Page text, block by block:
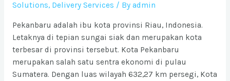
Solutions, Delivery Services / By admin
Pekanbaru adalah ibu kota provinsi Riau, Indonesia.
Letaknya di tepian sungai siak dan merupakan kota
terbesar di provinsi tersebut. Kota Pekanbaru
merupakan salah satu sentra ekonomi di pulau
Sumatera. Dengan luas wilayah 632,27 km persegi, Kota